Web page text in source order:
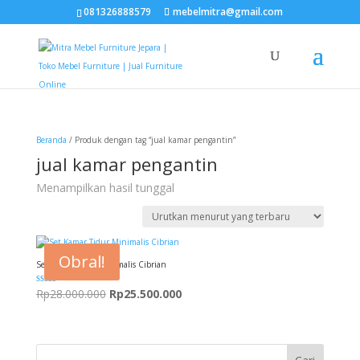
081326888579 mebelmitra@gmail.com
Beranda / Produk dengan tag “jual kamar pengantin”
jual kamar pengantin
Menampilkan hasil tunggal
Obral!
Set Kamar Tidur Minimalis Cibrian
Dinilai
5.00
dari 5
Rp28.000.000 Harga
Rp28.000.000.
Rp25.500.000Harga
adalah: